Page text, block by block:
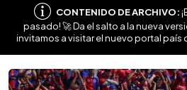
CONTENIDO DE ARCHIVO:
pasado! 🚀 Da el salto a la nueva
invitamos a visitar el nuevo portal